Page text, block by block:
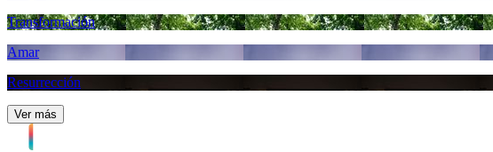
Transformación
Amar
Resurrección
Ver más